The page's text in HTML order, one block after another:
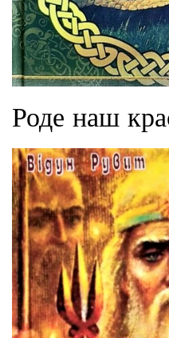
Роде наш